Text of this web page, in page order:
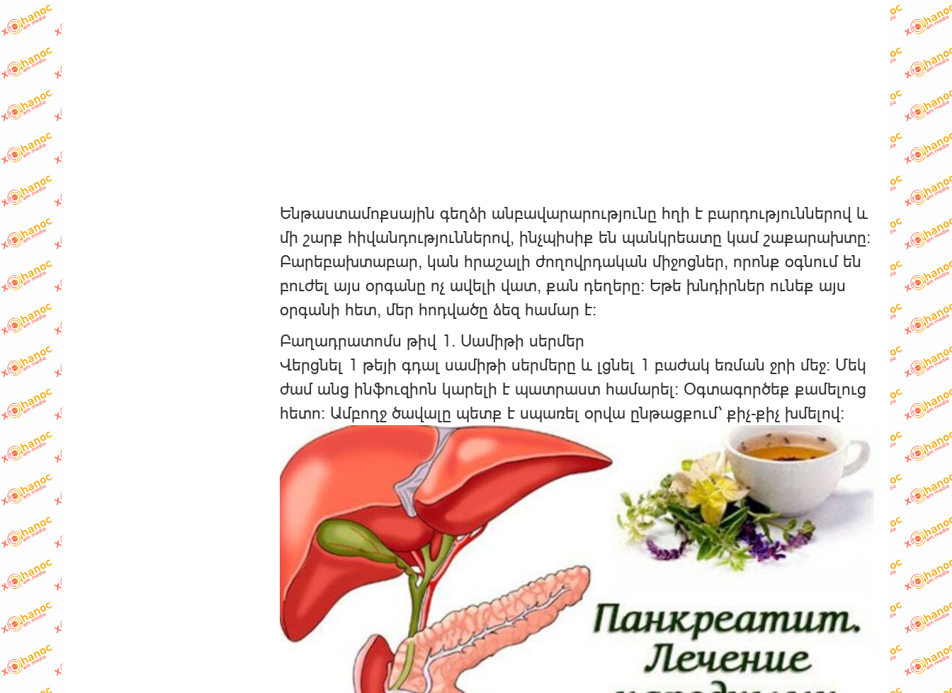
Ենթաստամոքսային գեղձի անբավարարությունը հղի է բարդություններով և
մի շարք հիվանդություններով, ինչպիսիք են պանկրեատը կամ շաքարախտը:
Բարեբախտաբար, կան հրաշալի ժողովրդական միջոցներ, որոնք օգնում են
բուժել այս օրգանը ոչ ավելի վատ, քան դեղերը: Եթե ​​խնդիրներ ունեք այս
օրգանի հետ, մեր հոդվածը ձեզ համար է:
Բաղադրատոմս թիվ 1. Սամիթի սերմեր
Վերցնել 1 թեյի գդալ սամիթի սերմերը և լցնել 1 բաժակ եռման ջրի մեջ։ Մեկ
ժամ անց ինֆուզիոն կարելի է պատրաստ համարել։ Օգտագործեք քամելուց
հետո։ Ամբողջ ծավալը պետք է սպառել օրվա ընթացքում՝ քիչ-քիչ խմելով։